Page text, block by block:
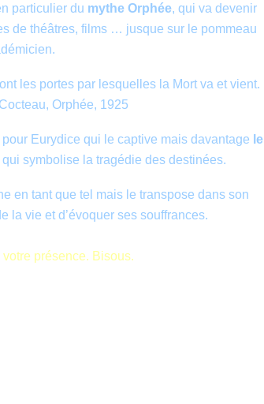
particulier du mythe Orphée, qui va devenir
de théâtres, films … jusque sur le pommeau
les portes par lesquelles la Mort va et vient.
Orphée, 1925
pour Eurydice qui le captive mais davantage le
symbolise la tragédie des destinées.
en tant que tel mais le transpose dans son
la vie et d’évoquer ses souffrances.
présence. Bisous.